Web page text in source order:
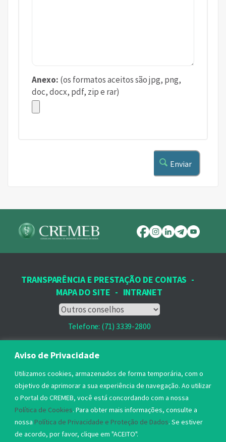
Aviso de Privacidade
Utilizamos cookies, armazenados de forma temporária, com o
objetivo de aprimorar a sua experiência de navegação. Ao utilizar
o Portal do CREMEB, você está concordando com a nossa
Política de Cookies. Para obter mais informações, consulte a
nossa Política de Privacidade e Proteção de Dados. Se estiver
de acordo, por favor, clique em "ACEITO".
Anexo: (os formatos aceitos são jpg, png,
doc, docx, pdf, zip e rar)
Enviar
Telefone: (71) 3339-2800
Email: protocolo@cremeb.org.br
Rua Dr. José Peroba, 251 - Stiep,
Salvador, BA - CEP: 41.770-235,
Horário de Atendimento: 8h às 17h
TRANSPARÊNCIA E PRESTAÇÃO DE CONTAS -
MAPA DO SITE - INTRANET